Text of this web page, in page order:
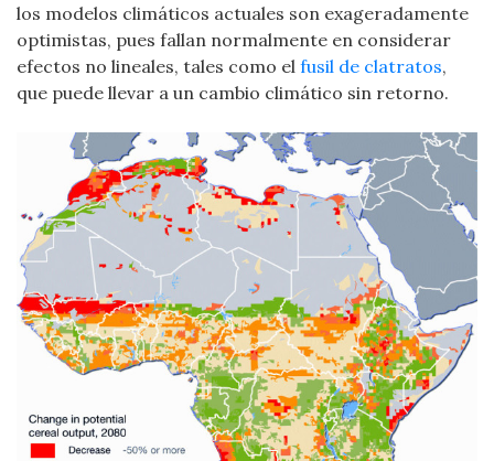
los modelos climáticos actuales son exageradamente
optimistas, pues fallan normalmente en considerar
efectos no lineales, tales como el fusil de clatratos,
que puede llevar a un cambio climático sin retorno.